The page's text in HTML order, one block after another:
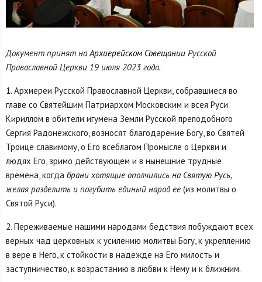
Документ принят на Архиерейском Совещании Русской
Православной Церкви 19 июля 2023 года.
1. Архиереи Русской Православной Церкви, собравшиеся во
главе со Святейшим Патриархом Московским и всея Руси
Кириллом в обители игумена Земли Русской преподобного
Сергия Радонежского, возносят благодарение Богу, во Святей
Троице славимому, о Его всеблагом Промысле о Церкви и
людях Его, зримо действующем и в нынешние трудные
времена, когда брани хотящие ополчились на Святую Русь,
желая разделить и погубить единый народ ее (из молитвы о
Святой Руси).
2. Переживаемые нашими народами бедствия побуждают всех
верных чад церковных к усилению молитвы Богу, к укреплению
в вере в Него, к стойкости в надежде на Его милость и
заступничество, к возрастанию в любви к Нему и к ближним.